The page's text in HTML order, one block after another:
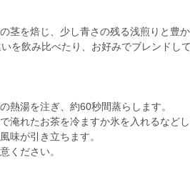
茎を焙じ、少し青さの残る浅煎りと豊
を飲み比べたり、お好みでブレンドし
熱湯を注ぎ、約60秒間蒸らします。
淹れたお茶を冷ますか氷を入れるなど
味が引き立ちます。
ください。